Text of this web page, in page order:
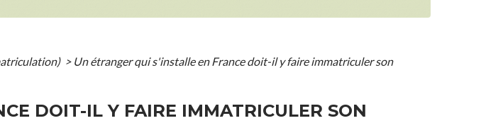
> Un étranger qui s'installe en France doit-il y faire immatriculer son
DOIT-IL Y FAIRE IMMATRICULER SON